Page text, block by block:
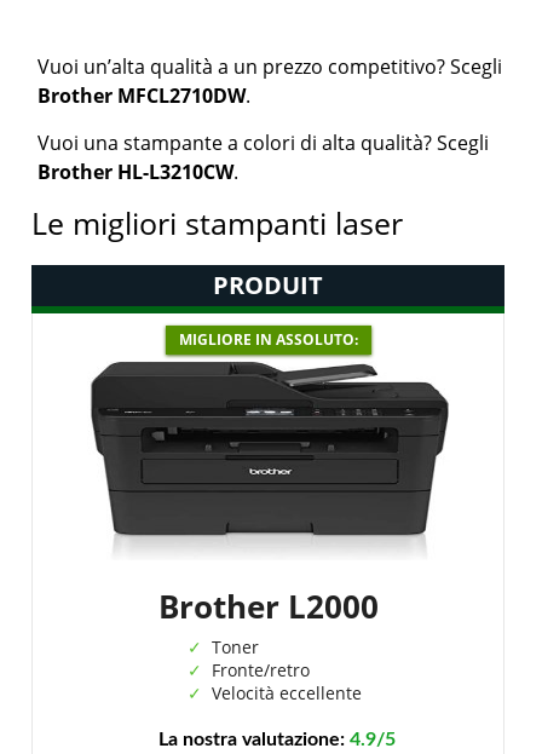
Vuoi un’alta qualità a un prezzo competitivo? Scegli
Brother MFCL2710DW.
Vuoi una stampante a colori di alta qualità? Scegli
Brother HL-L3210CW.
Le migliori stampanti laser
PRODUIT
MIGLIORE IN ASSOLUTO:
Brother L2000
Toner
Fronte/retro
Velocità eccellente
La nostra valutazione: 4.9/5